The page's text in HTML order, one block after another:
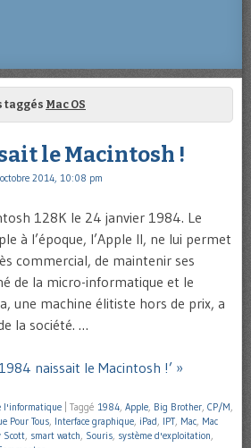
taggés Mac OS
le Macintosh !
2014, 10:08 pm
128K le 24 janvier 1984. Le
à l’époque, l’Apple II, ne lui permet
commercial, de maintenir ses
de la micro-informatique et le
une machine élitiste hors de prix, a
la société. …
naissait le Macintosh !’ »
l'informatique Taggé 1984, Apple, Big Brother, CP/M,
Pour Tous, Interface graphique, iPad, IPT, Mac, Mac
Scott, smart watch, Souris, système d'exploitation,